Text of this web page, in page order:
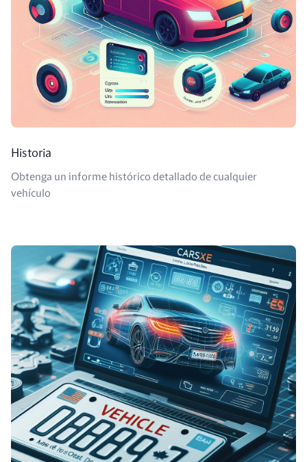
Historia
Obtenga un informe histórico detallado de cualquier
vehículo